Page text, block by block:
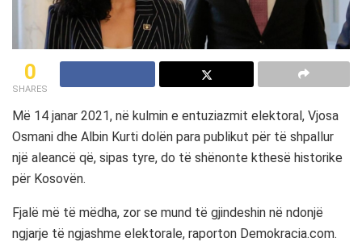
0
SHARES
Më 14 janar 2021, në kulmin e entuziazmit elektoral, Vjosa
Osmani dhe Albin Kurti dolën para publikut për të shpallur
një aleancë që, sipas tyre, do të shënonte kthesë historike
për Kosovën.
Fjalë më të mëdha, zor se mund të gjindeshin në ndonjë
ngjarje të ngjashme elektorale, raporton Demokracia.com.